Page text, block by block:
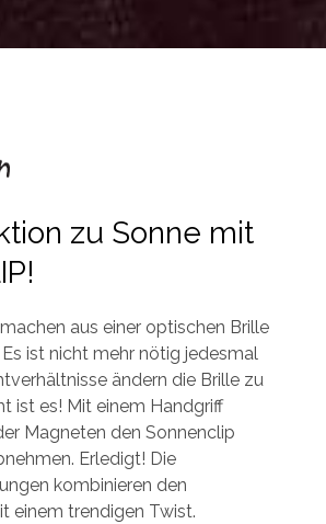
zu Sonne mit
aus einer optischen Brille
ist nicht mehr nötig jedesmal
ändern die Brille zu
ist es! Mit einem Handgriff
Magneten den Sonnenclip
Erledigt! Die
kombinieren den
einem trendigen Twist.